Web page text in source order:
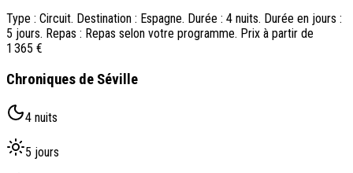
Type : Circuit. Destination : Espagne. Durée : 4 nuits. Durée en jours :
5 jours. Repas : Repas selon votre programme. Prix à partir de
1 365 €
Chroniques de Séville
4 nuits
5 jours